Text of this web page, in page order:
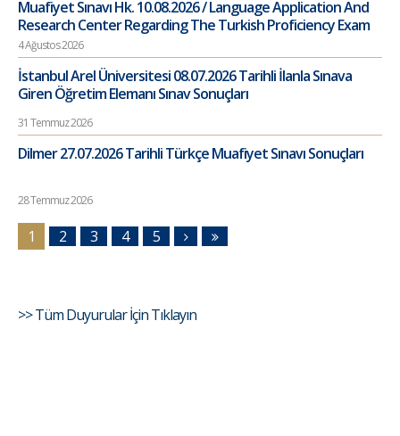
Muafiyet Sınavı Hk. 10.08.2026 / Language Application And
Research Center Regarding The Turkish Proficiency Exam
4 Ağustos 2026
İstanbul Arel Üniversitesi 08.07.2026 Tarihli İlanla Sınava
Giren Öğretim Elemanı Sınav Sonuçları
31 Temmuz 2026
Dilmer 27.07.2026 Tarihli Türkçe Muafiyet Sınavı Sonuçları
28 Temmuz 2026
1 2 3 4 5
>> Tüm Duyurular İçin Tıklayın